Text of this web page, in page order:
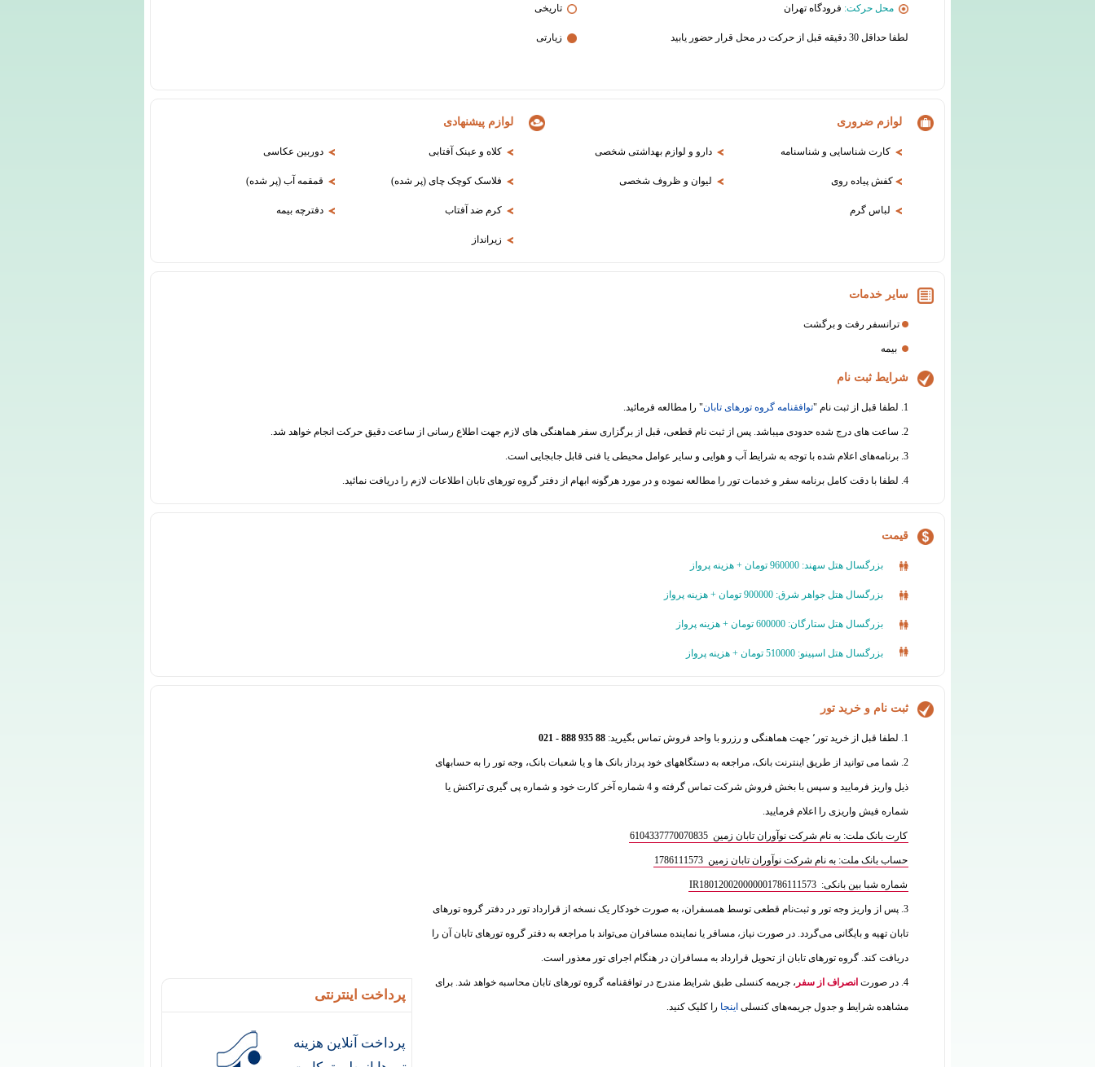
محل حرکت: فرودگاه تهران
لطفا حداقل 30 دقیقه قبل از حرکت در محل قرار حضور یابید
تاریخی
زیارتی
لوازم ضروری
کارت شناسایی و شناسنامه دارو و لوازم بهداشتی شخصی
کفش پیاده روی لیوان و ظروف شخصی
لباس گرم
لوازم پیشنهادی
کلاه و عینک آفتابی دوربین عکاسی
فلاسک کوچک چای (پر شده) قمقمه آب (پر شده)
کرم ضد آفتاب دفترچه بیمه
زیرانداز
سایر خدمات
ترانسفر رفت و برگشت
بیمه
شرایط ثبت نام
1. لطفا قبل از ثبت نام " توافقنامه گروه تورهای تابان" را مطالعه فرمائید.
2. ساعت های درج شده حدودی میباشد. پس از ثبت نام قطعی، قبل از برگزاری سفر هماهنگی های لازم جهت اطلاع رسانی از ساعت دقیق حرکت انجام خواهد شد.
3. برنامه‌های اعلام شده با توجه به شرایط آب و هوایی و سایر عوامل محیطی یا فنی قابل جابجایی است.
4. لطفا با دقت کامل برنامه سفر و خدمات تور را مطالعه نموده و در مورد هرگونه ابهام از دفتر گروه تورهای تابان اطلاعات لازم را دریافت نمائید.
قیمت
بزرگسال هتل سهند: 960000 تومان + هزینه پرواز
بزرگسال هتل جواهر شرق: 900000 تومان + هزینه پرواز
بزرگسال هتل ستارگان: 600000 تومان + هزینه پرواز
بزرگسال هتل اسپینو: 510000 تومان + هزینه پرواز
ثبت نام و خرید تور
1. لطفا قبل از خرید تور٬ جهت هماهنگی و رزرو با واحد فروش تماس بگیرید: 88 935 888 - 021
2. شما می توانید از طریق اینترنت بانک، مراجعه به دستگاههای خود پرداز بانک ها و یا شعبات بانک، وجه تور را به حسابهای
ذیل واریز فرمایید و سپس با بخش فروش شرکت تماس گرفته و 4 شماره آخر کارت خود و شماره پی گیری تراکنش یا
شماره فیش واریزی را اعلام فرمایید.
کارت بانک ملت: به نام شرکت نوآوران تابان زمین 6104337770070835
حساب بانک ملت: به نام شرکت نوآوران تابان زمین 1786111573
شماره شبا بین بانکی: IR180120020000001786111573
3. پس از واریز وجه تور و ثبت‌نام قطعی توسط همسفران، به‌ صورت خودکار یک نسخه از قرارداد تور در دفتر گروه تورهای
تابان تهیه و بایگانی می‌گردد. در صورت نیاز، مسافر یا نماینده مسافران می‌تواند با مراجعه به دفتر گروه تورهای تابان آن را
دریافت کند. گروه تورهای تابان از تحویل قرارداد به مسافران در هنگام اجرای تور معذور است.
4. در صورت انصراف از سفر ، جریمه کنسلی طبق شرایط مندرج در توافقنامه گروه تورهای تابان محاسبه خواهد شد. برای
مشاهده شرایط و جدول جریمه‌های کنسلی اینجا را کلیک کنید.
پرداخت اینترنتی
پرداخت آنلاین هزینه